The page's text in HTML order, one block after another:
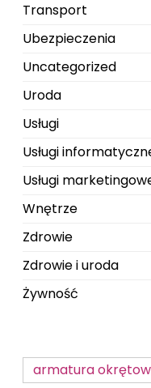
Transport
Ubezpieczenia
Uncategorized
Uroda
Usługi
Usługi
Usługi
Wnętrze
Zdrowie
Zdrowie i uroda
Żywność
armatura